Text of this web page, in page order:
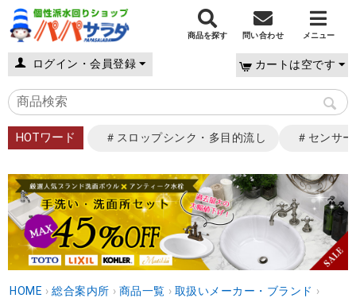
商品を探す 問い合わせ メニュー
ログイン・会員登録 カートは空です
HOTワード ＃スロップシンク・多目的流し ＃センサ
HOME › 総合案内所 › 商品一覧 › 取扱いメーカー・ブランド ›